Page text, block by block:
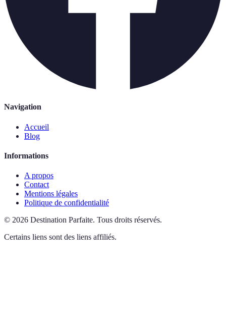
Navigation
Accueil
Blog
Informations
A propos
Contact
Mentions légales
Politique de confidentialité
© 2026 Destination Parfaite. Tous droits réservés.
Certains liens sont des liens affiliés.